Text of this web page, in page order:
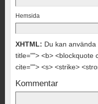
Hemsida
XHTML: Du kan
title=""> <b> <blockquote
cite=""> <s> <strike>
Kommentar